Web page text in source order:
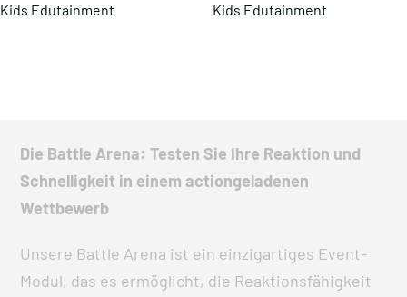
Kids Edutainment Kids Edutainment
Die Battle Arena: Testen Sie Ihre Reaktion und
Schnelligkeit in einem actiongeladenen
Wettbewerb
Unsere Battle Arena ist ein einzigartiges Event-
Modul, das es ermöglicht, die Reaktionsfähigkeit